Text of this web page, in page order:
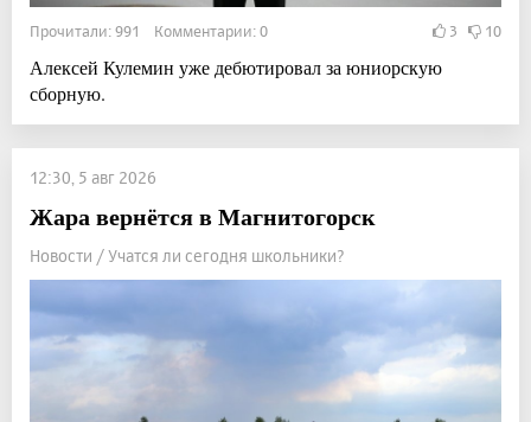
Прочитали: 991 Комментарии: 0 3 10
Алексей Кулемин уже дебютировал за юниорскую
сборную.
12:30, 5 авг 2026
Жара вернётся в Магнитогорск
Новости / Учатся ли сегодня школьники?